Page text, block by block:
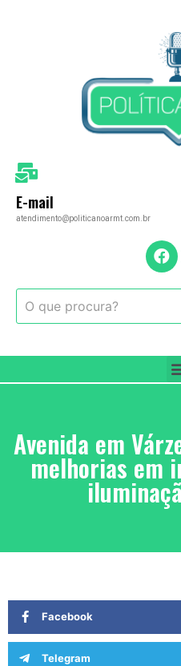
E-mail
atendimento@politicanoarmt.com.br
Avenida em
melhorias em
Facebook
Telegram